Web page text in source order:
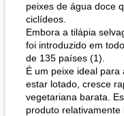
peixes de água doce
ciclídeos.
Embora a tilápia
foi introduzido em
de 135 países (1).
É um peixe ideal
estar lotado, cresce
vegetariana barata.
produto